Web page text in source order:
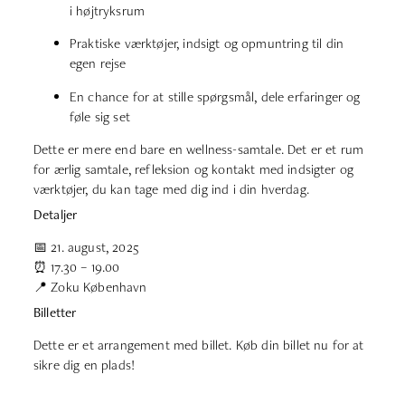
i højtryksrum
Praktiske værktøjer, indsigt og opmuntring til din
egen rejse
En chance for at stille spørgsmål, dele erfaringer og
føle sig set
Dette er mere end bare en wellness-samtale. Det er et rum
for ærlig samtale, refleksion og kontakt med indsigter og
værktøjer, du kan tage med dig ind i din hverdag.
Detaljer
📅 21. august, 2025
⏰ 17.30 – 19.00
📍 Zoku København
Billetter
Dette er et arrangement med billet. Køb din billet nu for at
sikre dig en plads!